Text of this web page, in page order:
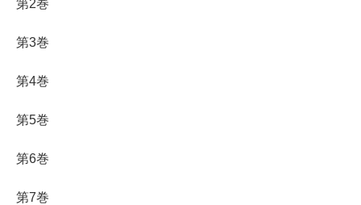
第2巻
第3巻
第4巻
第5巻
第6巻
第7巻